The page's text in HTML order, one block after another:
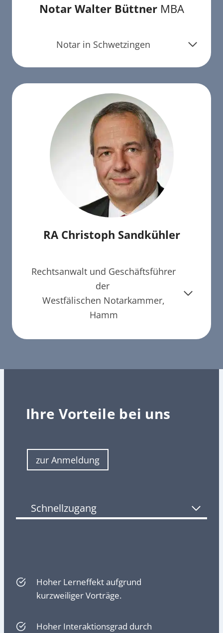
Notar Walter BüttnerMBA
Notar in Schwetzingen
RA Christoph Sandkühler
Rechtsanwalt und Geschäftsführer
der
Westfälischen Notarkammer,
Hamm
Ihre Vorteile bei uns
zur Anmeldung
Schnellzugang
Hoher Lerneffekt aufgrund
kurzweiliger Vorträge.
Hoher Interaktionsgrad durch